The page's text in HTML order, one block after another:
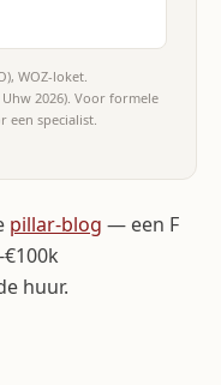
WOZ-loket.
2026). Voor formele
een specialist.
pillar-blog — een F
huur.